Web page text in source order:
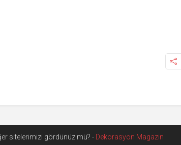
sitelerimizi gördünüz mü? - Dekorasyon Magazin